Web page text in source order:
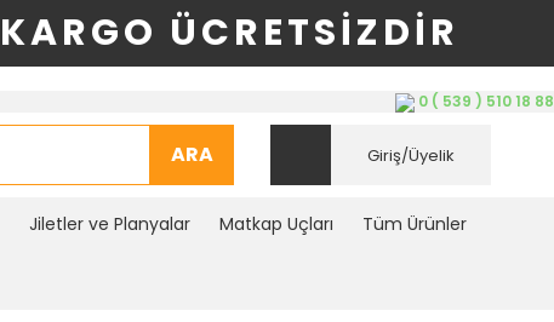
KARGO ÜCRETSİZDİR
0 ( 539 ) 510 18 88
ARA Giriş/Üyelik
Jiletler ve Planyalar Matkap Uçları Tüm Ürünler